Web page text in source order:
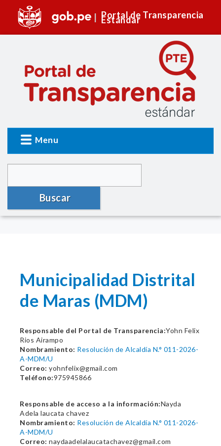
Portal de Transparencia
Estándar
Menu
Buscar
Municipalidad Distrital
de Maras (MDM)
Responsable del Portal de Transparencia:Yohn Felix
Rios Airampo
Nombramiento: Resolución de Alcaldía N.° 011-2026-
A-MDM/U
Correo: yohnfelix@gmail.com
Teléfono:975945866
Responsable de acceso a la información:Nayda
Adela laucata chavez
Nombramiento: Resolución de Alcaldía N.° 011-2026-
A-MDM/U
Correo: naydaadelalaucatachavez@gmail.com